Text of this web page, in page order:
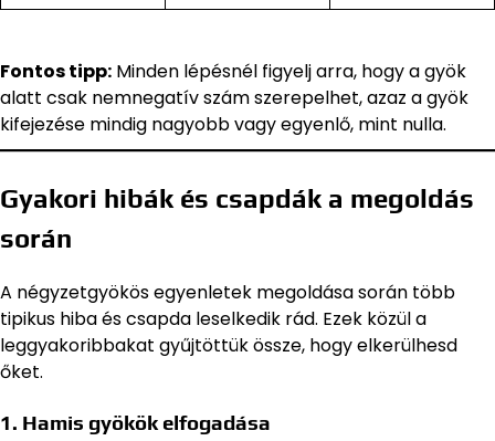
Fontos tipp: Minden lépésnél figyelj arra, hogy a gyök
alatt csak nemnegatív szám szerepelhet, azaz a gyök
kifejezése mindig nagyobb vagy egyenlő, mint nulla.
Gyakori hibák és csapdák a megoldás
során
A négyzetgyökös egyenletek megoldása során több
tipikus hiba és csapda leselkedik rád. Ezek közül a
leggyakoribbakat gyűjtöttük össze, hogy elkerülhesd
őket.
1. Hamis gyökök elfogadása